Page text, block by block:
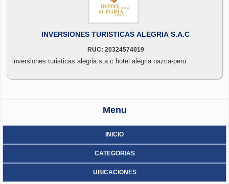
INVERSIONES TURISTICAS ALEGRIA S.A.C
RUC: 20324574019
inversiones turisticas alegria s.a.c hotel alegria nazca-peru
Menu
INICIO
CATEGORIAS
UBICACIONES